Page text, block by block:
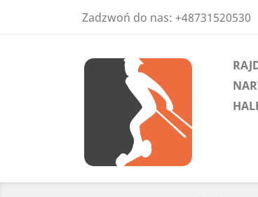
Zadzwoń do nas: +48731520530